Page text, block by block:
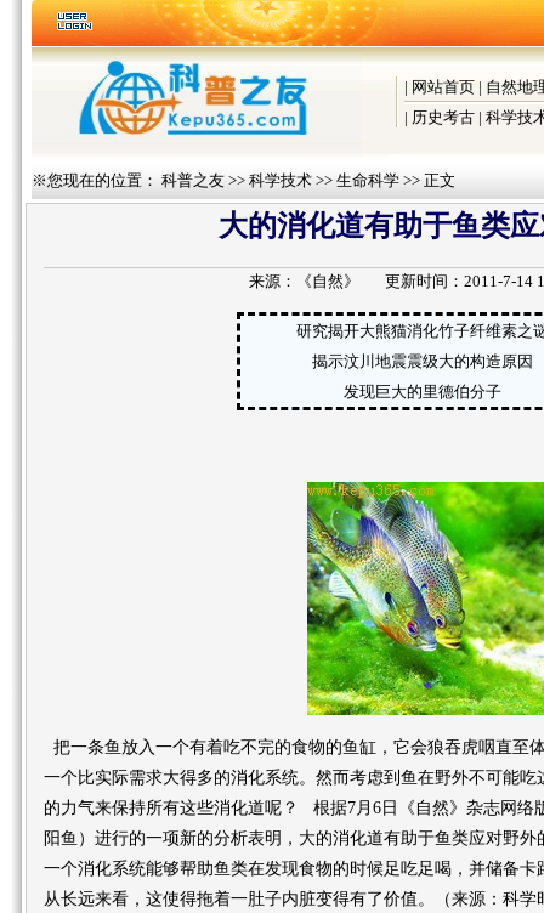
| 网站首页 | 自然地
| 历史考古 | 科学技
※您现在的位置： 科普之友 >> 科学技术 >> 生命科学 >> 正文
大的消化道有助于鱼类
来源： 《自然》 更新时间：2011-7-14
研究揭开大熊猫消化竹子纤维素之
揭示汶川地震震级大的构造原因
发现巨大的里德伯分子
把一条鱼放入一个有着吃不完的食物的鱼缸，它会狼吞虎咽直至
一个比实际需求大得多的消化系统。然而考虑到鱼在野外不可能
的力气来保持所有这些消化道呢？ 根据7月6日《自然》杂志网络
阳鱼）进行的一项新的分析表明，大的消化道有助于鱼类应对野
一个消化系统能够帮助鱼类在发现食物的时候足吃足喝，并储备
从长远来看，这使得拖着一肚子内脏变得有了价值。（来源：科